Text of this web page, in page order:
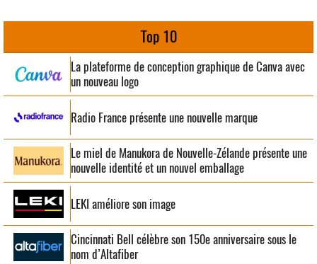
Top 10
La plateforme de conception graphique de Canva avec
un nouveau logo
Radio France présente une nouvelle marque
Le miel de Manukora de Nouvelle-Zélande présente une
nouvelle identité et un nouvel emballage
LEKI améliore son image
Cincinnati Bell célèbre son 150e anniversaire sous le
nom d’Altafiber